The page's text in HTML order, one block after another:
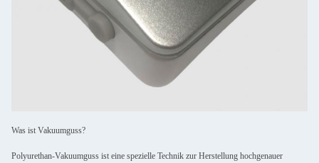
Was ist Vakuumguss?
Polyurethan-Vakuumguss ist eine spezielle Technik zur Herstellung hochgenauer